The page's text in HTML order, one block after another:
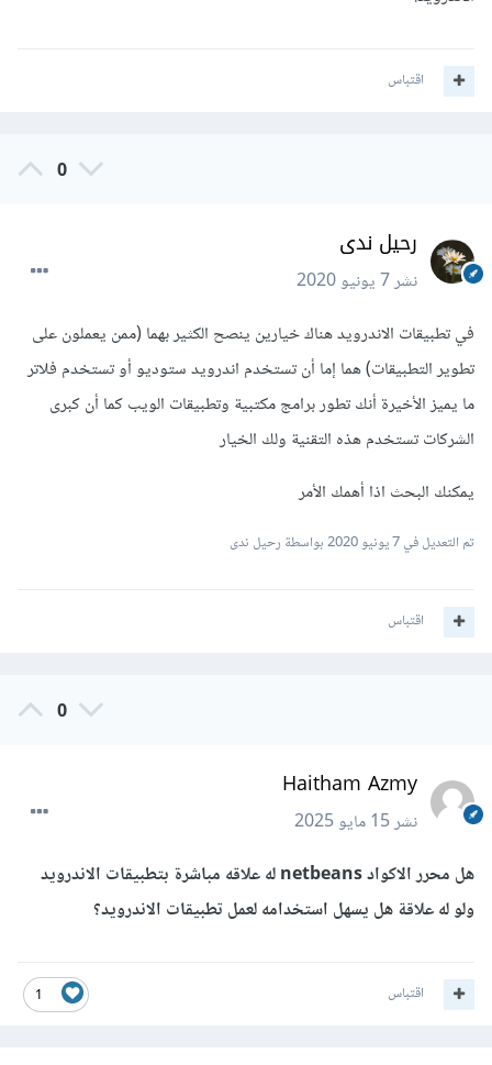
اقتباس
0
رحيل ندى
نشر7 يونيو 2020
في تطبيقات الاندرويد هناك خيارين ينصح الكثير بهما (ممن يعملون على
تطوير التطبيقات) هما إما أن تستخدم اندرويد ستوديو أو تستخدم فلاتر
ما يميز الأخيرة أنك تطور برامج مكتبية وتطبيقات الويب كما أن كبرى
الشركات تستخدم هذه التقنية ولك الخيار
يمكنك البحث اذا أهمك الأمر
تم التعديل في7 يونيو 2020 بواسطة رحيل ندى
اقتباس
0
Haitham Azmy
نشر15 مايو 2025
هل محرر الاكواد netbeans له علاقه مباشرة بتطبيقات الاندرويد
ولو له علاقة هل يسهل استخدامه لعمل تطبيقات الاندرويد؟
1 اقتباس